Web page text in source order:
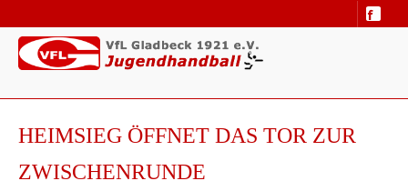
HEIMSIEG ÖFFNET DAS TOR ZUR
ZWISCHENRUNDE